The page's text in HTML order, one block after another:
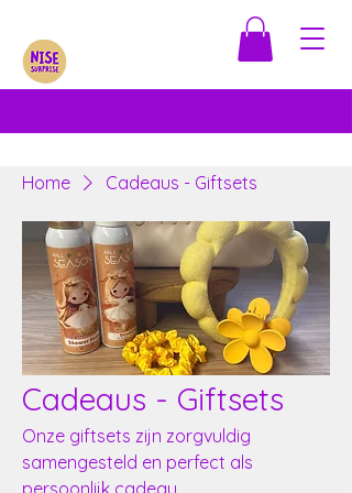
Home Cadeaus - Giftsets
Cadeaus - Giftsets
Onze giftsets zijn zorgvuldig
samengesteld en perfect als
persoonlijk cadeau.